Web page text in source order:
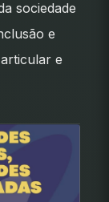
sociedade
e
e